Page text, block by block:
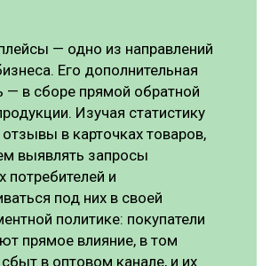
— одно из направлений
Его дополнительная
— в сборе прямой обратной
Изучая статистику
в карточках товаров,
выявлять запросы
потребителей и
под них в своей
политике: покупатели
прямое влияние, в том
в оптовом канале, и их